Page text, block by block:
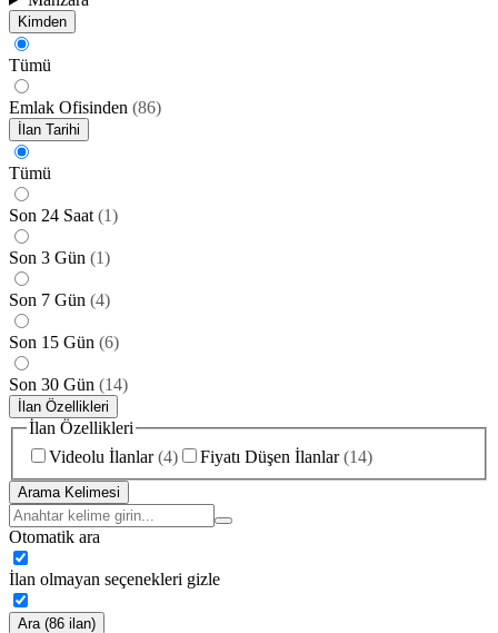
Kimden
Tümü
Emlak Ofisinden (86)
İlan Tarihi
Tümü
Son 24 Saat (1)
Son 3 Gün (1)
Son 7 Gün (4)
Son 15 Gün (6)
Son 30 Gün (14)
İlan Özellikleri
İlan Özellikleri
Videolu İlanlar (4) Fiyatı Düşen İlanlar (14)
Arama Kelimesi
Otomatik ara
İlan olmayan seçenekleri gizle
Ara (86 ilan)